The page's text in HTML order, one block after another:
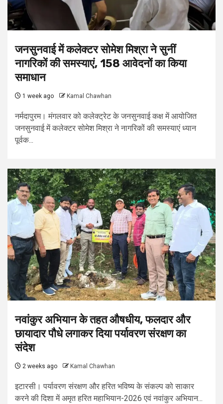
जनसुनवाई में कलेक्टर सोमेश मिश्रा ने सुनीं
नागरिकों की समस्याएं, 158 आवेदनों का किया
समाधान
1 week ago Kamal Chawhan
नर्मदापुरम। मंगलवार को कलेक्ट्रेट के जनसुनवाई कक्ष में आयोजित
जनसुनवाई में कलेक्टर सोमेश मिश्रा ने नागरिकों की समस्याएं ध्यान
पूर्वक...
नवांकुर अभियान के तहत औषधीय, फलदार और
छायादार पौधे लगाकर दिया पर्यावरण संरक्षण का
संदेश
2 weeks ago Kamal Chawhan
इटारसी। पर्यावरण संरक्षण और हरित भविष्य के संकल्प को साकार
करने की दिशा में अमृत हरित महाभियान-2026 एवं नवांकुर अभियान...